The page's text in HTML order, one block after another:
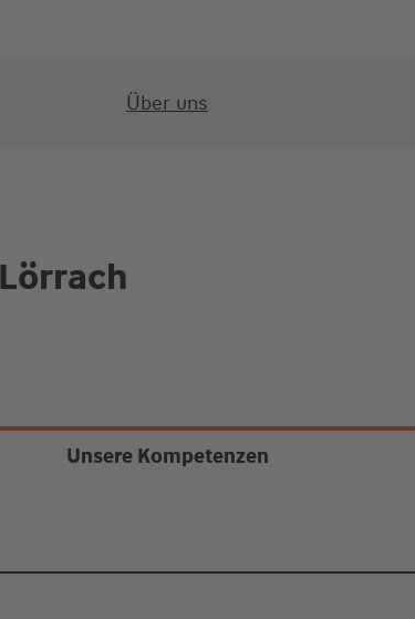
Über uns
Unsere Kompetenzen